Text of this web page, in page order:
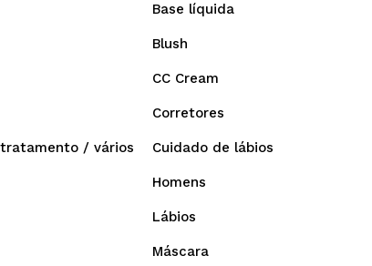
Base líquida
Blush
CC Cream
Corretores
/ vários Cuidado de lábios
Homens
Lábios
Máscara